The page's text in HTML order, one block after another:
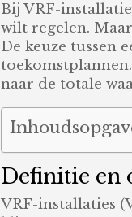
Bij VRF-
wilt regelen.
De keuze tussen
naar de totale
Definitie en
VRF-installaties